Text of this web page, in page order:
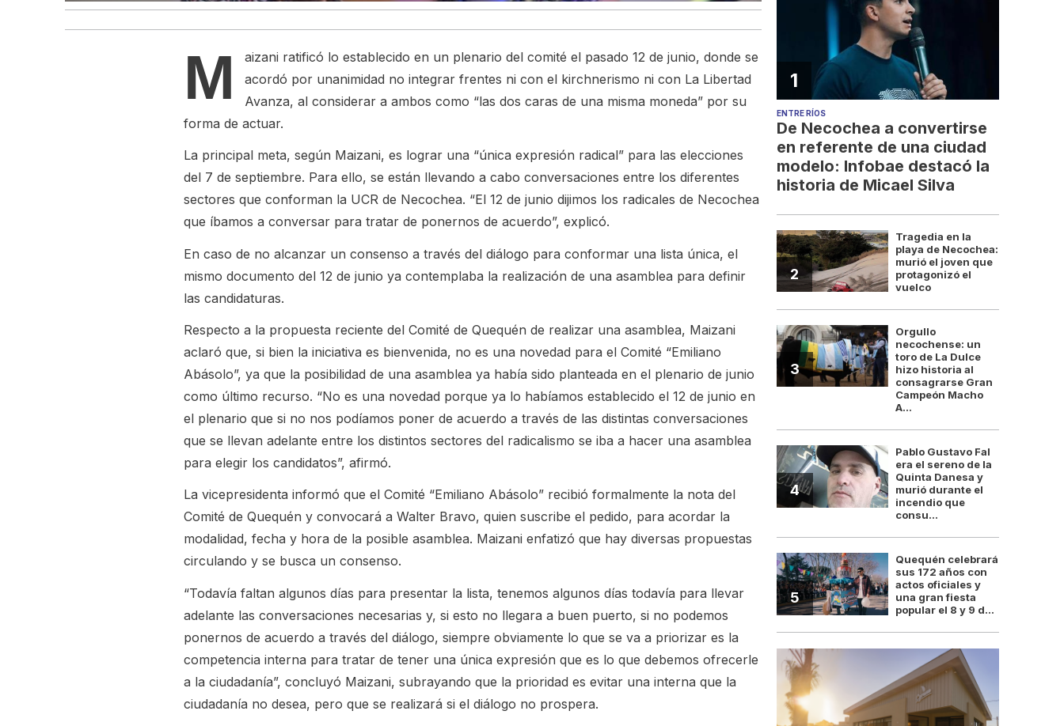
M
aizani ratificó lo establecido en un plenario del comité el pasado 12 de junio, donde se
acordó por unanimidad no integrar frentes ni con el kirchnerismo ni con La Libertad
Avanza, al considerar a ambos como “las dos caras de una misma moneda” por su
forma de actuar.
La principal meta, según Maizani, es lograr una “única expresión radical” para las elecciones
del 7 de septiembre. Para ello, se están llevando a cabo conversaciones entre los diferentes
sectores que conforman la UCR de Necochea. “El 12 de junio dijimos los radicales de Necochea
que íbamos a conversar para tratar de ponernos de acuerdo”, explicó.
En caso de no alcanzar un consenso a través del diálogo para conformar una lista única, el
mismo documento del 12 de junio ya contemplaba la realización de una asamblea para definir
las candidaturas.
Respecto a la propuesta reciente del Comité de Quequén de realizar una asamblea, Maizani
aclaró que, si bien la iniciativa es bienvenida, no es una novedad para el Comité “Emiliano
Abásolo”, ya que la posibilidad de una asamblea ya había sido planteada en el plenario de junio
como último recurso. “No es una novedad porque ya lo habíamos establecido el 12 de junio en
el plenario que si no nos podíamos poner de acuerdo a través de las distintas conversaciones
que se llevan adelante entre los distintos sectores del radicalismo se iba a hacer una asamblea
para elegir los candidatos”, afirmó.
La vicepresidenta informó que el Comité “Emiliano Abásolo” recibió formalmente la nota del
Comité de Quequén y convocará a Walter Bravo, quien suscribe el pedido, para acordar la
modalidad, fecha y hora de la posible asamblea. Maizani enfatizó que hay diversas propuestas
circulando y se busca un consenso.
“Todavía faltan algunos días para presentar la lista, tenemos algunos días todavía para llevar
adelante las conversaciones necesarias y, si esto no llegara a buen puerto, si no podemos
ponernos de acuerdo a través del diálogo, siempre obviamente lo que se va a priorizar es la
competencia interna para tratar de tener una única expresión que es lo que debemos ofrecerle
a la ciudadanía”, concluyó Maizani, subrayando que la prioridad es evitar una interna que la
ciudadanía no desea, pero que se realizará si el diálogo no prospera.
1
ENTRE RÍOS
De Necochea a convertirse
en referente de una ciudad
modelo: Infobae destacó la
historia de Micael Silva
2
Tragedia en la
playa de Necochea:
murió el joven que
protagonizó el
vuelco
3
Orgullo
necochense: un
toro de La Dulce
hizo historia al
consagrarse Gran
Campeón Macho
A...
4
Pablo Gustavo Fal
era el sereno de la
Quinta Danesa y
murió durante el
incendio que
consu...
5
Quequén celebrará
sus 172 años con
actos oficiales y
una gran fiesta
popular el 8 y 9 d...